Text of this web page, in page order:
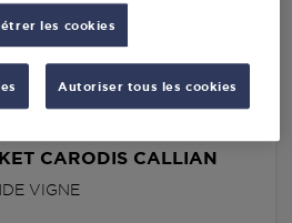
S'Y RENDRE
CARODIS CALLIAN
VIGNE
les cookies
Autoriser tous les cookies